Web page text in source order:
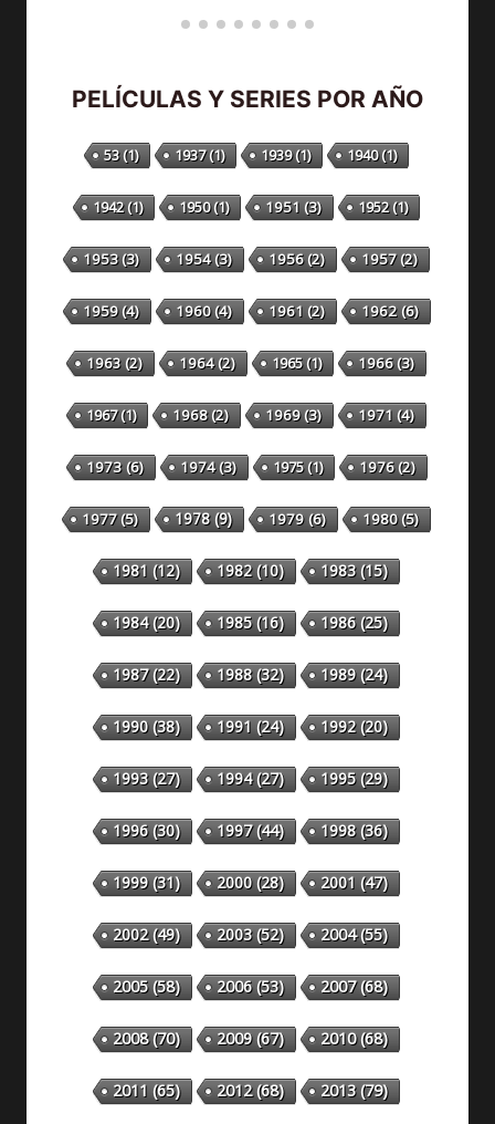
PELÍCULAS Y SERIES POR AÑO
53(1) 1937(1) 1939(1) 1940(1)
1942(1) 1950(1) 1951 (3) 1952(1)
1953(3) 1954(3) 1956(2) 1957(2)
1959(4) 1960(4) 1961 (2) 1962(6)
1963(2) 1964(2) 1965(1) 1966(3)
1967(1) 1968(2) 1969(3) 1971 (4)
1973(6) 1974(3) 1975(1) 1976(2)
1977(5) 1978(9) 1979(6) 1980(5)
1981 (12) 1982(10) 1983(15)
1984(20) 1985(16) 1986(25)
1987(22) 1988(32) 1989(24)
1990(38) 1991 (24) 1992(20)
1993(27) 1994(27) 1995(29)
1996(30) 1997(44) 1998(36)
1999(31) 2000(28) 2001 (47)
2002(49) 2003(52) 2004(55)
2005(58) 2006(53) 2007(68)
2008(70) 2009(67) 2010(68)
2011 (65) 2012(68) 2013(79)